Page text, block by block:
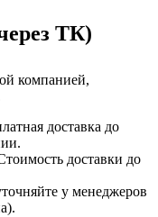
ТК)
компанией,
доставка до
доставки до
у менеджеров